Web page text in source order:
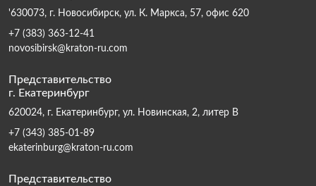
'630073, г. Новосибирск, ул. К. Маркса, 57, офис 620
+7 (383) 363-12-41
novosibirsk@kraton-ru.com
Представительство
г. Екатеринбург
620024, г. Екатеринбург, ул. Новинская, 2, литер В
+7 (343) 385-01-89
ekaterinburg@kraton-ru.com
Представительство